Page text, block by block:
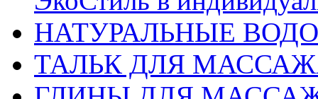
НАТУРАЛЬНЫЕ
ТАЛЬК ДЛЯ